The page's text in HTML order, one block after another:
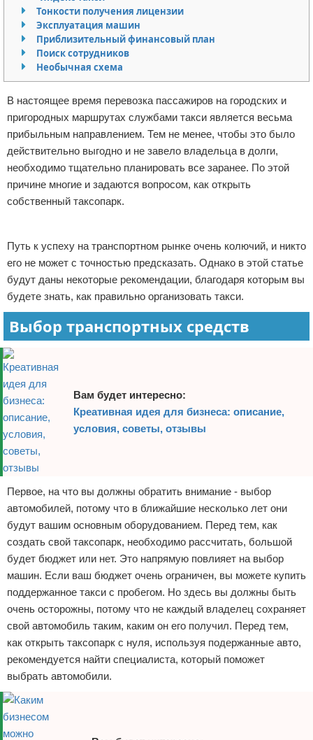
Начало бизнеса
Обзоры услуг
Самосовершенствование
Деловое общение
Менеджмент
Отказ от ответственности
Тонкости получения лицензии
Эксплуатация машин
Приблизительный финансовый план
Поиск сотрудников
Необычная схема
В настоящее время перевозка пассажиров на городских и
пригородных маршрутах службами такси является весьма
прибыльным направлением. Тем не менее, чтобы это было
действительно выгодно и не завело владельца в долги,
необходимо тщательно планировать все заранее. По этой
причине многие и задаются вопросом, как открыть
собственный таксопарк.
Путь к успеху на транспортном рынке очень колючий, и никто
его не может с точностью предсказать. Однако в этой статье
будут даны некоторые рекомендации, благодаря которым вы
будете знать, как правильно организовать такси.
Выбор транспортных средств
Вам будет интересно:
Креативная идея для бизнеса: описание,
условия, советы, отзывы
Первое, на что вы должны обратить внимание - выбор
автомобилей, потому что в ближайшие несколько лет они
будут вашим основным оборудованием. Перед тем, как
создать свой таксопарк, необходимо рассчитать, большой
будет бюджет или нет. Это напрямую повлияет на выбор
машин. Если ваш бюджет очень ограничен, вы можете купить
поддержанное такси с пробегом. Но здесь вы должны быть
очень осторожны, потому что не каждый владелец сохраняет
свой автомобиль таким, каким он его получил. Перед тем,
как открыть таксопарк с нуля, используя подержанные авто,
рекомендуется найти специалиста, который поможет
выбрать автомобили.